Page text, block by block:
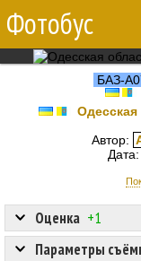
Фотобус
БАЗ-
Одесская
Автор:
Дата:
Оценка +1
Параметры